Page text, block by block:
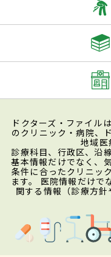
ドクターズ・ファイル
のクリニック・病院、
地域医
診療科目、行政区、沿
基本情報だけでなく、
条件に合ったクリニッ
ます。 医院情報だけで
関する情報（診療方針